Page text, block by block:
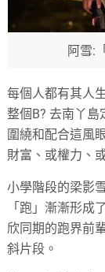
阿雪:
每個人都有其人
整個B? 去南丫
圍繞和配合這風
財富、或權力、
小學階段的梁影
「跑」漸漸形成
欣同期的跑界前
斜片段。